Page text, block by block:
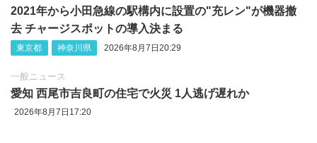
2021年から小田急線の駅構内に設置の"充レン"が機器撤
去 チャージスポットの導入決まる
東京都 神奈川県 2026年8月7日20:29
一般ニュース
愛知 西尾市吉良町の住宅で火災 1人逃げ遅れか
2026年8月7日17:20